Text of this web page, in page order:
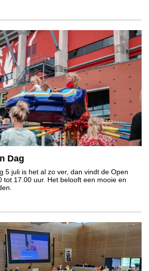
Dag
5 juli is het al zo ver, dan vindt de Open
tot 17.00 uur. Het belooft een mooie en